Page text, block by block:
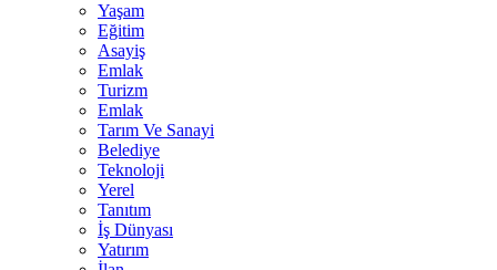
Yaşam
Eğitim
Asayiş
Emlak
Turizm
Emlak
Tarım Ve Sanayi
Belediye
Teknoloji
Yerel
Tanıtım
İş Dünyası
Yatırım